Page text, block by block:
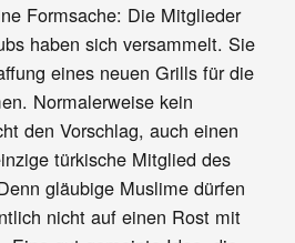
Formsache: Die Mitglieder
haben sich versammelt. Sie
eines neuen Grills für die
Normalerweise kein
den Vorschlag, auch einen
türkische Mitglied des
gläubige Muslime dürfen
nicht auf einen Rost mit